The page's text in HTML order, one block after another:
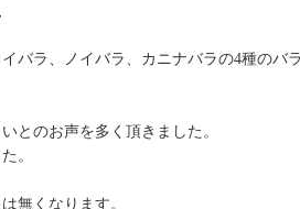
バラ、ノイバラ、カニナバラの4種のバ
とのお声を多く頂きました。
。
無くなります。